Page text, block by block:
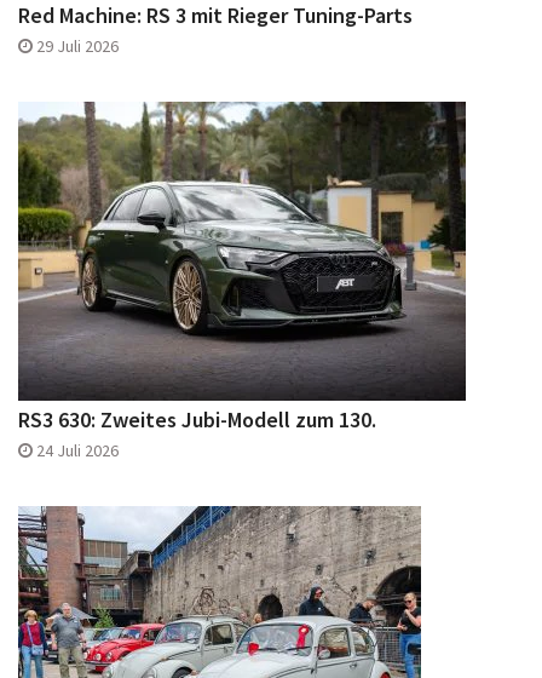
Red Machine: RS 3 mit Rieger Tuning-Parts
29 Juli 2026
RS3 630: Zweites Jubi-Modell zum 130.
24 Juli 2026